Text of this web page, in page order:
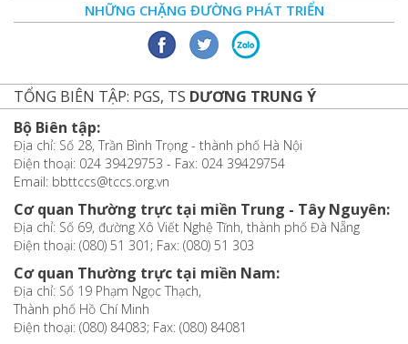
NHỮNG CHẶNG ĐƯỜNG PHÁT TRIỂN
TỔNG BIÊN TẬP: PGS, TS DƯƠNG TRUNG Ý
Bộ Biên tập:
Địa chỉ: Số 28, Trần Bình Trọng - thành phố Hà Nội
Điện thoại: 024 39429753 - Fax: 024 39429754
Email: bbttccs@tccs.org.vn
Cơ quan Thường trực tại miền Trung - Tây Nguyên:
Địa chỉ: Số 69, đường Xô Viết Nghệ Tĩnh, thành phố Đà Nẵng
Điện thoại: (080) 51 301; Fax: (080) 51 303
Cơ quan Thường trực tại miền Nam:
Địa chỉ: Số 19 Phạm Ngọc Thạch,
Thành phố Hồ Chí Minh
Điện thoại: (080) 84083; Fax: (080) 84081